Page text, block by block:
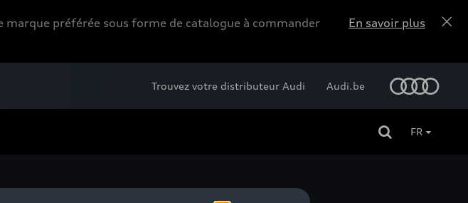
marque préférée sous forme de catalogue à commander
En savoir plus
Trouvez votre distributeur Audi Audi.be
FR